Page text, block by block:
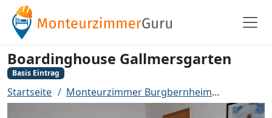
Boardinghouse Gallmersgarten
Basis Eintrag
Startseite Monteurzimmer Burgbernheim